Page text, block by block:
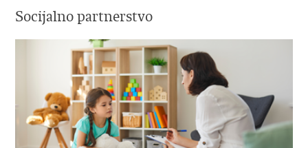
Socijalno partnerstvo